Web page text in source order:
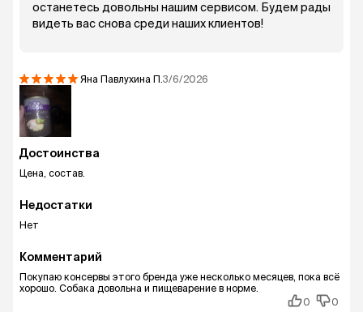
останетесь довольны нашим сервисом. Будем рады
видеть вас снова среди наших клиентов!
Яна Павлухина П. 3/6/2026
Достоинства
Цена, состав.
Недостатки
Нет
Комментарий
Покупаю консервы этого бренда уже несколько месяцев, пока всё
хорошо. Собака довольна и пищеварение в норме.
0
0